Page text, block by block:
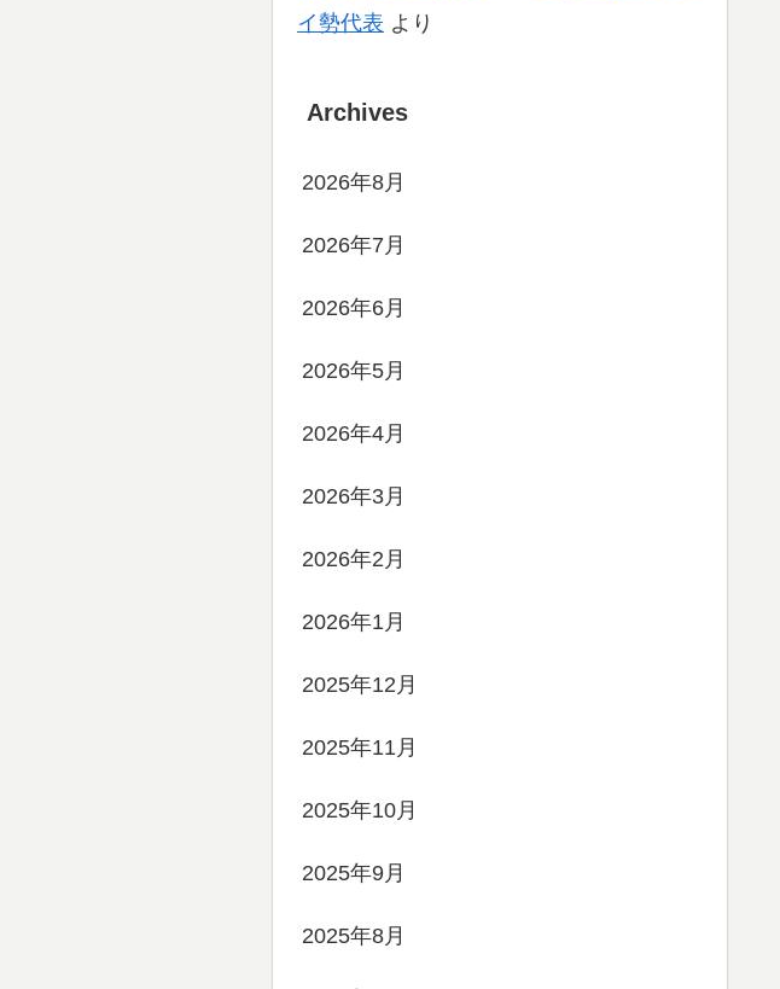
イ勢代表 より
Archives
2026年8月
2026年7月
2026年6月
2026年5月
2026年4月
2026年3月
2026年2月
2026年1月
2025年12月
2025年11月
2025年10月
2025年9月
2025年8月